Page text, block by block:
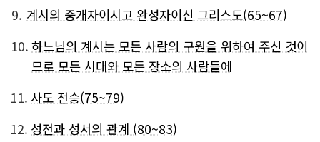
9. 계시의 중개자이시고 완성자이신 그리스도(65~67)
10. 하느님의 계시는 모든 사람의 구원을 위하여 주신 것이
므로 모든 시대와 모든 장소의 사람들에
11. 사도 전승(75~79)
12. 성전과 성서의 관계 (80~83)